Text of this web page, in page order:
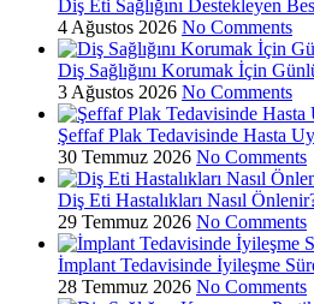
Diş Eti Sağlığını Destekleyen
4 Ağustos 2026 No Comments
Diş Sağlığını Korumak İçin
3 Ağustos 2026 No Comments
Şeffaf Plak Tedavisinde Hasta
30 Temmuz 2026 No Comments
Diş Eti Hastalıkları Nasıl
29 Temmuz 2026 No Comments
İmplant Tedavisinde İyileşme
28 Temmuz 2026 No Comments